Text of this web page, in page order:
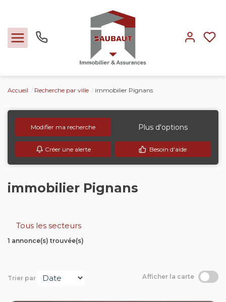
Locations
Expertise
Nos métiers
Contact
Accueil Recherche par ville immobilier Pignans
Modifier ma recherche Plus d'options
Créer une alerte Besoin d'aide
immobilier Pignans
Tous les secteurs
1 annonce(s) trouvée(s)
Trier par Afficher la carte